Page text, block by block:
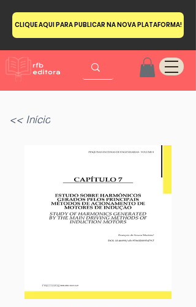
CLIQUE AQUI PARA PUBLICAR NA NOVA PLATAFORMA!
<< Início